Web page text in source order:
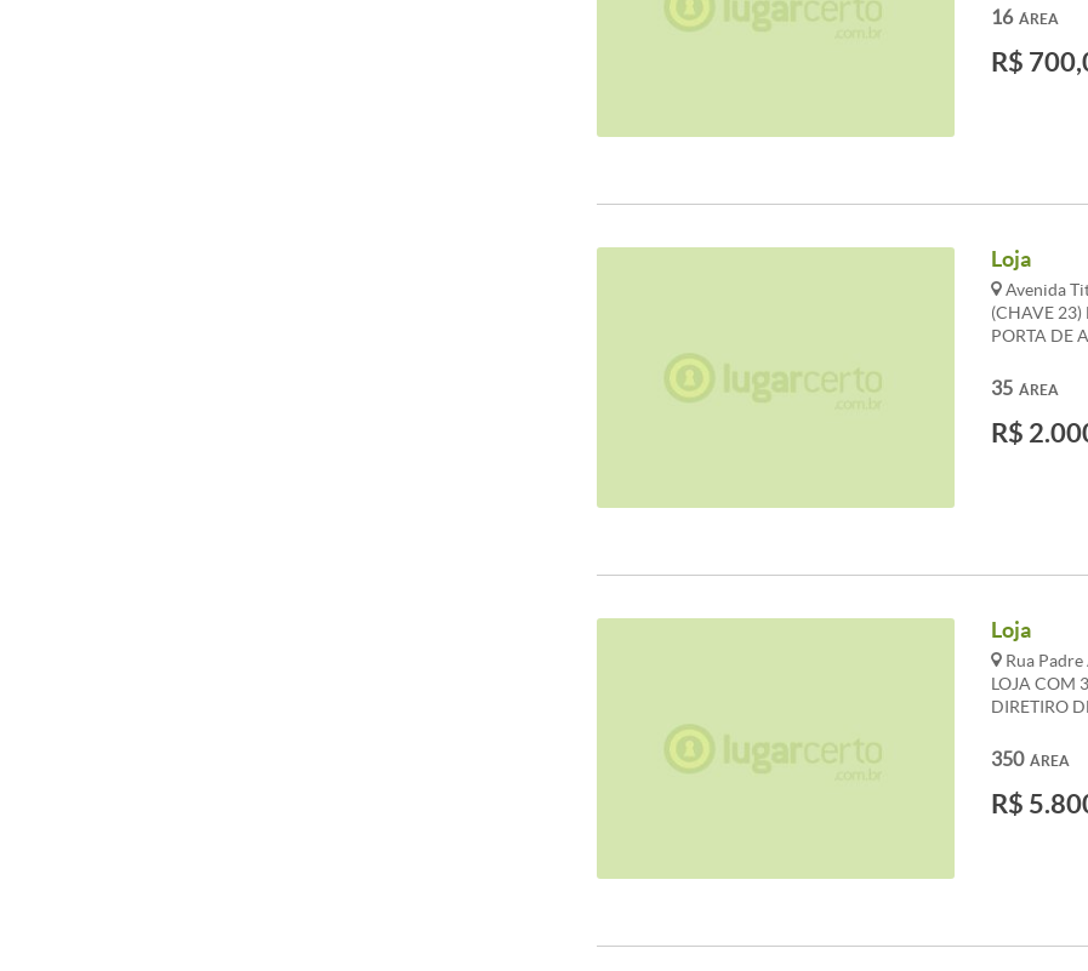
PODEM
ÁREA
16
R$
Loja
Avenida
(CHAVE 23)
PORTA DE
ÁREA
35
R$
Loja
Rua
LOJA COM
DIRETIRO
ÁREA
350
R$